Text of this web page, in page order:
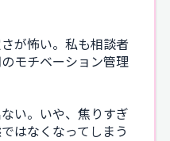
が怖い。私も相談者
モチベーション管理
い。いや、焦りすぎ
はなくなってしまう